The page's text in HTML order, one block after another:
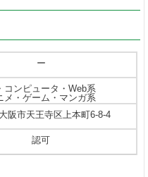
ー
コンピュータ・Web系
メ・ゲーム・マンガ系
阪市天王寺区上本町6-8-4
認可